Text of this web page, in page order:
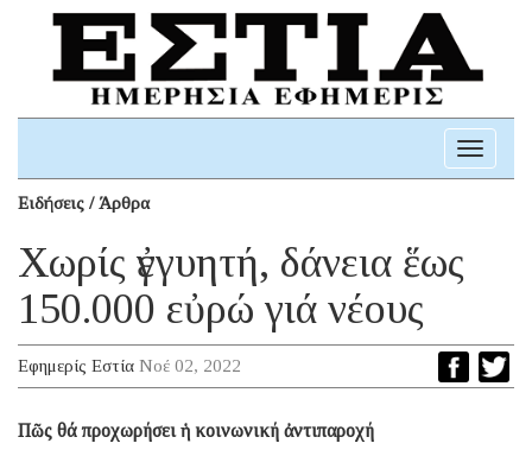
Toggle
Ειδήσεις / Άρθρα
Χωρίς ἐγγυητή, δάνεια ἕως
150.000 εὐρώ γιά νέους
Εφημερίς Εστία Νοέ 02, 2022
Πῶς θά προχωρήσει ἡ κοινωνική ἀντιπαροχή